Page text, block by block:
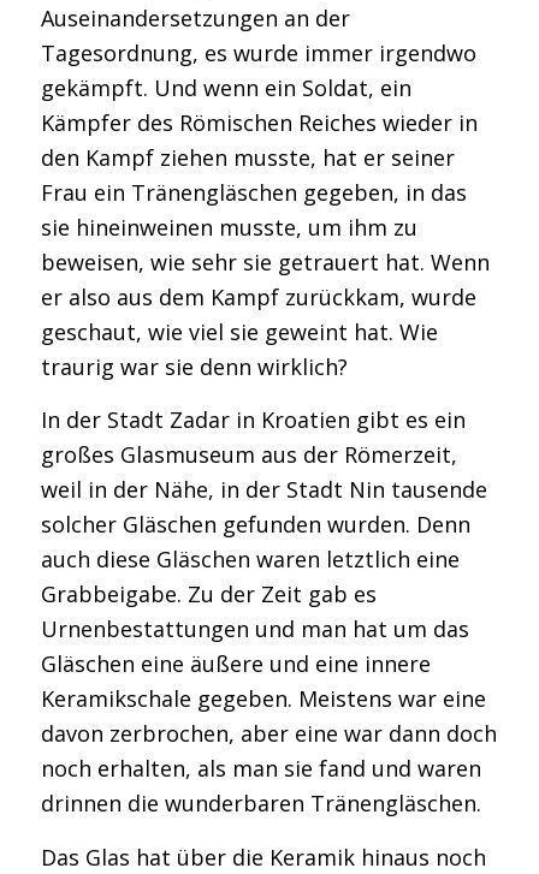
Auseinandersetzungen an der
Tagesordnung, es wurde immer irgendwo
gekämpft. Und wenn ein Soldat, ein
Kämpfer des Römischen Reiches wieder in
den Kampf ziehen musste, hat er seiner
Frau ein Tränengläschen gegeben, in das
sie hineinweinen musste, um ihm zu
beweisen, wie sehr sie getrauert hat. Wenn
er also aus dem Kampf zurückkam, wurde
geschaut, wie viel sie geweint hat. Wie
traurig war sie denn wirklich?
In der Stadt Zadar in Kroatien gibt es ein
großes Glasmuseum aus der Römerzeit,
weil in der Nähe, in der Stadt Nin tausende
solcher Gläschen gefunden wurden. Denn
auch diese Gläschen waren letztlich eine
Grabbeigabe. Zu der Zeit gab es
Urnenbestattungen und man hat um das
Gläschen eine äußere und eine innere
Keramikschale gegeben. Meistens war eine
davon zerbrochen, aber eine war dann doch
noch erhalten, als man sie fand und waren
drinnen die wunderbaren Tränengläschen.
Das Glas hat über die Keramik hinaus noch